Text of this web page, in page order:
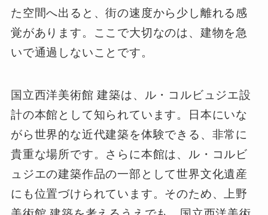
た空間へ出ると、街の速度から少し離れる感
覚があります。ここで大切なのは、建物を急
いで通過しないことです。
国立西洋美術館 建築は、ル・コルビュジエ設
計の本館として知られています。日本にいな
がら世界的な近代建築を体験できる、非常に
貴重な場所です。さらに本館は、ル・コルビ
ュジエの建築作品の一部として世界文化遺産
にも位置づけられています。そのため、上野